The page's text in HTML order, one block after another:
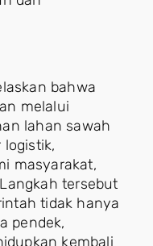
bahwa
melalui
lahan sawah
logistik,
masyarakat,
tersebut
tidak hanya
pendek,
kembali